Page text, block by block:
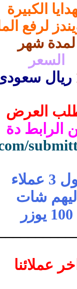
الكبيرة
لرفع
لمدة شهر
السعر
ريال
العرض
الرابط دة
عملاء
ليهم شات
100 يوزر
عملائنا